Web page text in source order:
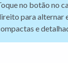
no botão no
para alternar
e